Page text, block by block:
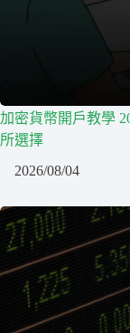
加密貨幣開戶教學
所選擇
2026/08/04